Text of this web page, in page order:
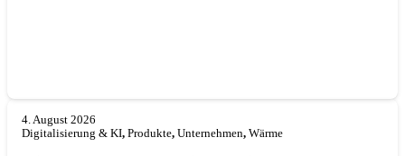
4. August 2026
Digitalisierung & KI, Produkte, Unternehmen, Wärme